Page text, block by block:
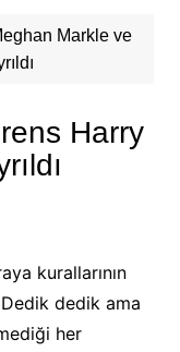
Markle ve
Harry
kurallarının
dedik ama
her